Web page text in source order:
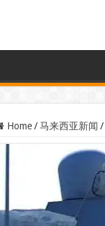
Home / 马来西亚新闻 /